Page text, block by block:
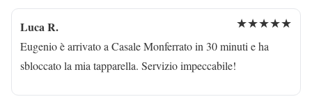
Luca R. ★★★★★
Eugenio è arrivato a Casale Monferrato in 30 minuti e ha
sbloccato la mia tapparella. Servizio impeccabile!